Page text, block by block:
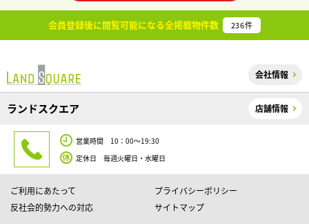
会員登録後に閲覧可能になる全掲載物件数 236件
会社情報
ランドスクエア 店舗情報
営業時間 10：00～19:30
定休日 毎週火曜日・水曜日
ご利用にあたって
プライバシーポリシー
反社会的勢力への対応
サイトマップ